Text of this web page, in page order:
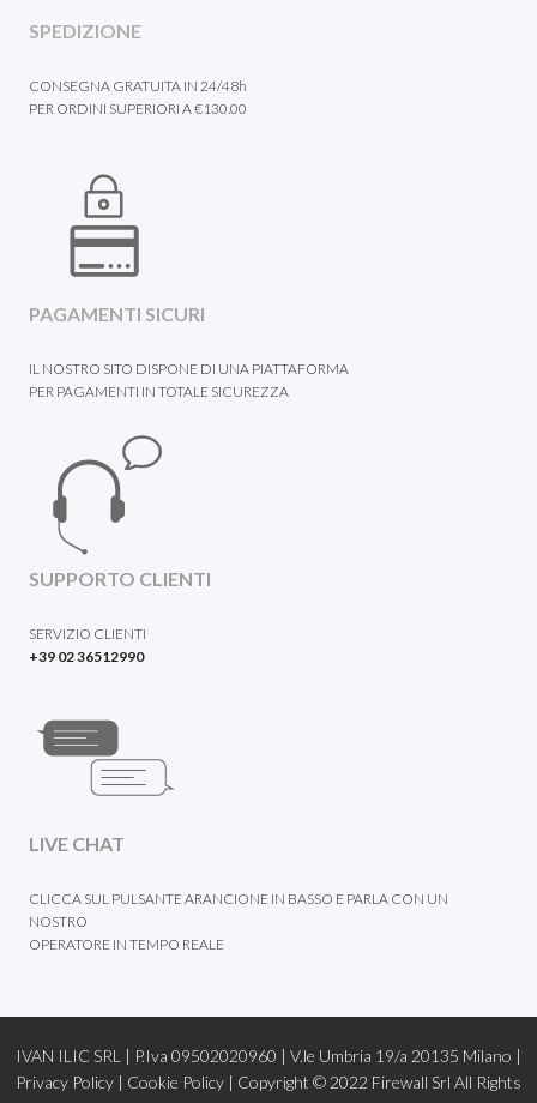
SPEDIZIONE
CONSEGNA GRATUITA IN 24/48h
PER ORDINI SUPERIORI A €130.00
PAGAMENTI SICURI
IL NOSTRO SITO DISPONE DI UNA PIATTAFORMA
PER PAGAMENTI IN TOTALE SICUREZZA
SUPPORTO CLIENTI
SERVIZIO CLIENTI
+39 02 36512990
LIVE CHAT
CLICCA SUL PULSANTE ARANCIONE IN BASSO E PARLA CON UN
NOSTRO
OPERATORE IN TEMPO REALE
IVAN ILIC SRL | P.Iva 09502020960 | V.le Umbria 19/a 20135 Milano |
Privacy Policy | Cookie Policy | Copyright © 2022 Firewall Srl All Rights